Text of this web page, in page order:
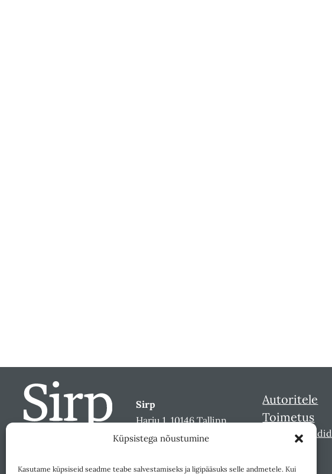
Küpsistega nõustumine
Kasutame küpsiseid seadme teabe salvestamiseks ja ligipääsuks selle andmetele. Kui
Sirp
Harju 1, 10146 Tallinn
sirp@sirp.ee
Toeta
Autoritele
Toimetus
Sirbi laureaadid